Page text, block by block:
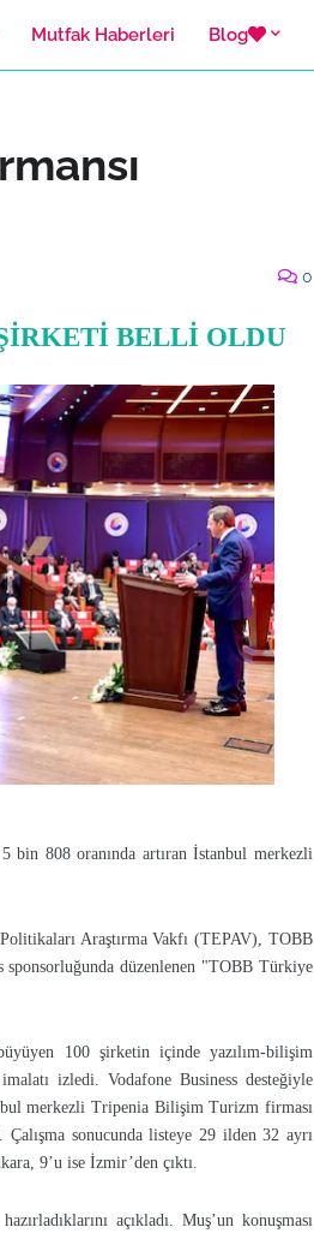
Mutfak Haberleri Blog
0
BELLİ OLDU
bin 808 oranında artıran İstanbul merkezli
Araştırma Vakfı (TEPAV), TOBB
düzenlenen "TOBB Türkiye
100 şirketin içinde yazılım-bilişim
izledi. Vodafone Business desteğiyle
merkezli Tripenia Bilişim Turizm firması
sonucunda listeye 29 ilden 32 ayrı
9’u ise İzmir’den çıktı.
açıkladı. Muş’un konuşması